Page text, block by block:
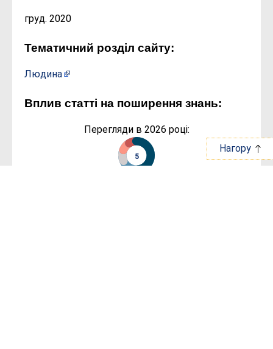
груд. 2020
Тематичний розділ сайту:
Людина
Вплив статті на поширення знань:
Перегляди в 2026 році:
5
Нагору